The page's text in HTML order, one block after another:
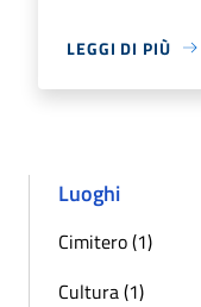
LEGGI DI PIÙ
Luoghi
Cimitero (1)
Cultura (1)